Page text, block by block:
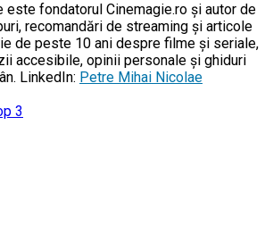
este fondatorul Cinemagie.ro și autor de
recomandări de streaming și articole
de peste 10 ani despre filme și seriale,
accesibile, opinii personale și ghiduri
LinkedIn: Petre Mihai Nicolae
3